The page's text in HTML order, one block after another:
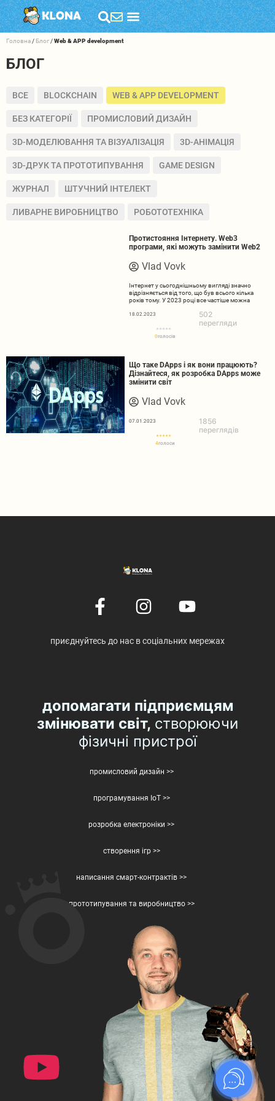
Головна / Блог /Web & APP development
БЛОГ
ВСЕ BLOCKCHAIN WEB & APP DEVELOPMENT
БЕЗ КАТЕГОРІЇ ПРОМИСЛОВИЙ ДИЗАЙН
3D-МОДЕЛЮВАННЯ ТА ВІЗУАЛІЗАЦІЯ 3D-АНІМАЦІЯ
3D-ДРУК ТА ПРОТОТИПУВАННЯ GAME DESIGN
ЖУРНАЛ ШТУЧНИЙ ІНТЕЛЕКТ
ЛИВАРНЕ ВИРОБНИЦТВО РОБОТОТЕХНІКА
Протистояння Інтернету. Web3
програми, які можуть замінити Web2
Vlad Vovk
Інтернет у сьогоднішньому вигляді значно
відрізняється від того, що був всього кілька
років тому. У 2023 році все частіше можна
18.02.2023
502
перегляди
0голосів
Що таке DApps і як вони працюють?
Дізнайтеся, як розробка DApps може
змінити світ
Vlad Vovk
07.01.2023
1856
переглядів
4голоси
приєднуйтесь до нас в соціальних мережах
допомагати підприємцям
змінювати світ, створюючи
фізичні пристрої
промисловий дизайн >>
програмування IoT >>
розробка електроніки >>
створення ігр >>
написання смарт-контрактів >>
прототипування та виробництво >>